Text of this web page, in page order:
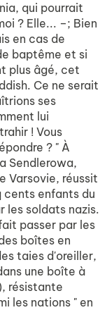
qui pourrait
? Elle... –; Bien
en cas de
baptême et si
plus âgé, cet
Ce ne serait
ses
lui
! Vous
? " À
Sendlerowa,
Varsovie, réussit
cents enfants du
les soldats nazis.
passer par les
boîtes en
taies d'oreiller,
une boîte à
résistante
les nations " en